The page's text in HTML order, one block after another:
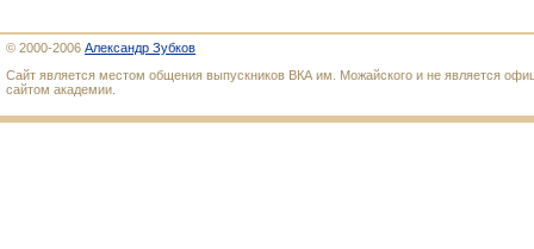
© 2000-2006 Александр Зубков
Сайт является местом общения выпускников ВКА им. Можайского и не является
сайтом академии.